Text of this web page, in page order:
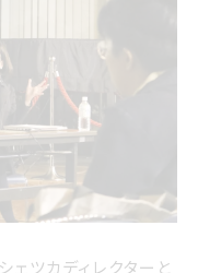
ェツカディレクターと